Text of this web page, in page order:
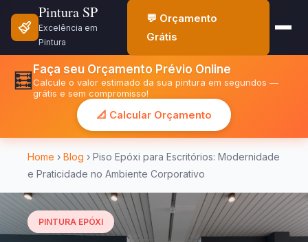
Pintura SP
Excelência em
Pintura
💬 Orçamento
Grátis
🧮 Faça seu Orçamento Prévio Online
Calcule o valor estimado da sua pintura em segundos —
grátis e sem compromisso!
📐 Calcular Orçamento
Home › Blog › Piso Epóxi para Escritórios: Modernidade
e Praticidade no Ambiente Corporativo
PINTURA EPÓXI